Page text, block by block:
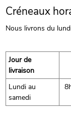
Créneaux
Nous livrons du
Jour de
livraison
Lundi au
samedi